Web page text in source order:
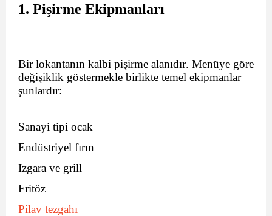
1. Pişirme Ekipmanları
Bir lokantanın kalbi pişirme alanıdır. Menüye göre
değişiklik göstermekle birlikte temel ekipmanlar
şunlardır:
Sanayi tipi ocak
Endüstriyel fırın
Izgara ve grill
Fritöz
Pilav tezgahı